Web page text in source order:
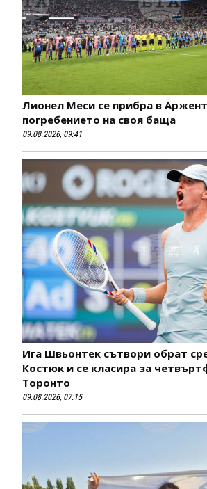
Лионел Меси се прибра в
погребението на своя баща
09.08.2026, 09:41
Ига Швьонтек сътвори обрат
Костюк и се класира за
Торонто
09.08.2026, 07:15